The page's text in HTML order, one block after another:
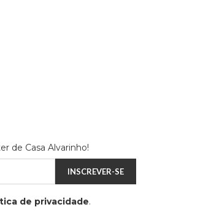
de Casa Alvarinho!
INSCREVER-SE
de privacidade.